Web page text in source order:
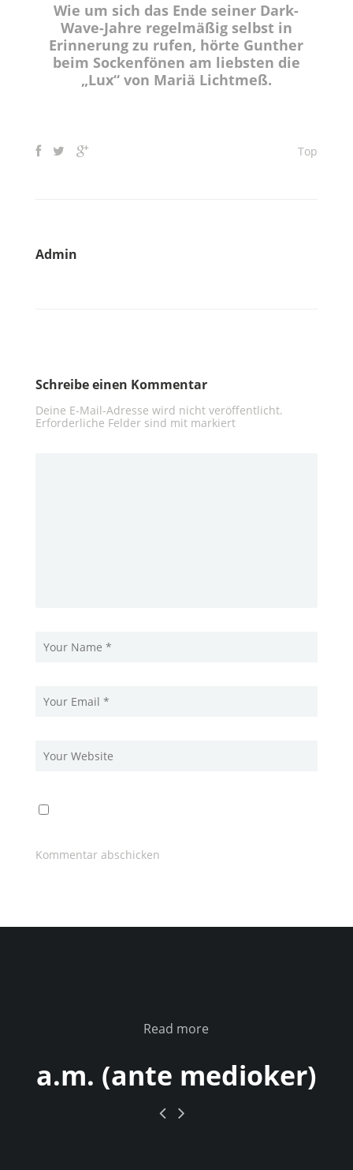
Wie um sich das Ende seiner Dark-
Wave-Jahre regelmäßig selbst in
Erinnerung zu rufen, hörte Gunther
beim Sockenfönen am liebsten die
„Lux“ von Mariä Lichtmeß.
Top
Admin
Schreibe einen Kommentar
Deine E-Mail-Adresse wird nicht veröffentlicht.
Erforderliche Felder sind mit markiert
Read more
a.m. (ante medioker)